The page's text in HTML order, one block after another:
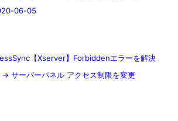
06-05
【Xserver】Forbiddenエラーを解決
→ サーバーパネル アクセス制限を変更